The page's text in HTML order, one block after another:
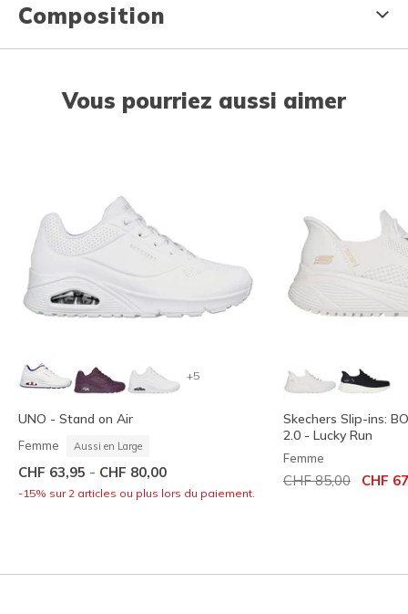
Composition
Vous pourriez aussi aimer
+5
UNO - Stand on Air
Femme Aussi en Large
CHF 63,95 - CHF 80,00
-15% sur 2 articles ou plus lors du paiement.
Skechers Slip-ins:
2.0 - Lucky Run
Femme
Prix réduit de
CHF 85,00à CHF